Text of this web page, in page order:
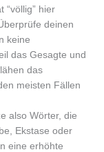
“völlig” hier
deinen
keine
das Gesagte und
das
meisten Fällen
also Wörter, die
Ekstase oder
eine erhöhte